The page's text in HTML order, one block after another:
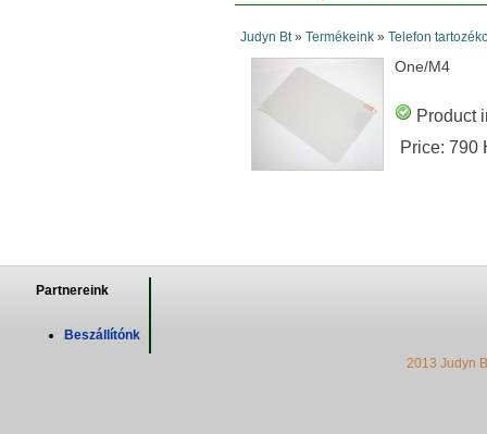
Judyn Bt» Termékeink» Telefon
One/M4
Product
Price: 790
Partnereink
Beszállítónk
2013 Judyn